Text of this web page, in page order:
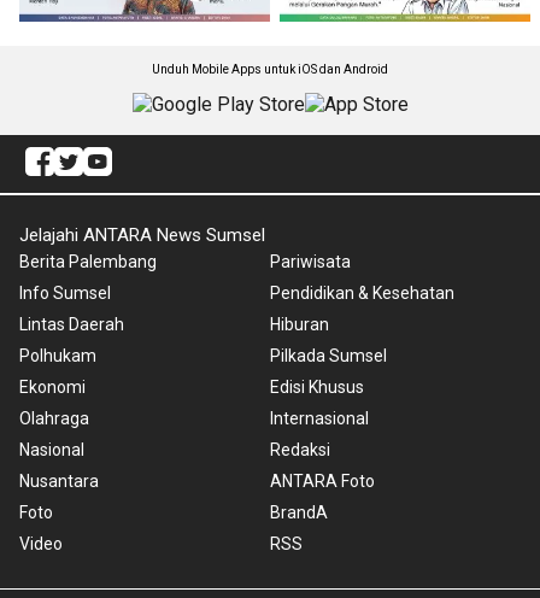
Unduh Mobile Apps untuk iOS dan Android
Jelajahi ANTARA News Sumsel
Berita Palembang
Info Sumsel
Lintas Daerah
Polhukam
Ekonomi
Olahraga
Nasional
Nusantara
Foto
Video
Pariwisata
Pendidikan & Kesehatan
Hiburan
Pilkada Sumsel
Edisi Khusus
Internasional
Redaksi
ANTARA Foto
BrandA
RSS